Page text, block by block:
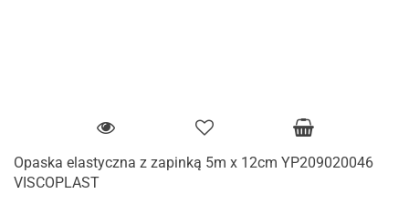
Opaska elastyczna z zapinką 5m x 12cm YP209020046
VISCOPLAST